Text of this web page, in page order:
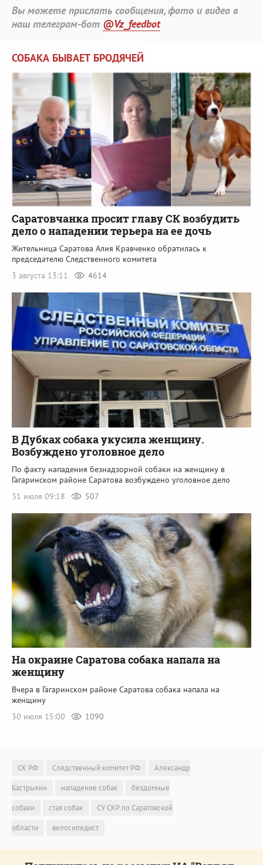
Вы можете прислать сообщения, фото и видео в
наш телеграм-бот @Vz_feedbot
СОБАКА БЫВАЕТ БРОДЯЧЕЙ
Саратовчанка просит главу СК возбудить
дело о нападении терьера на ее дочь
Жительница Саратова Алия Кравченко обратилась к
председателю Следственного комитета
3 августа 13:11
4614
В Дубках собака укусила женщину.
Возбуждено уголовное дело
По факту нападения безнадзорной собаки на женщину в
Гагаринском районе Саратова возбуждено уголовное дело
31 июля 09:18
507
На окраине Саратова собака напала на
женщину
Вчера в Гагаринском районе Саратова собака напала на
женщину
30 июля 15:00
1090
СК РФ Следственный комитет РФ
Александр
Бастрыкин
нападение собак
бездомные
собаки
стая собак
СУ СКР по Саратовской
области
велосипедист